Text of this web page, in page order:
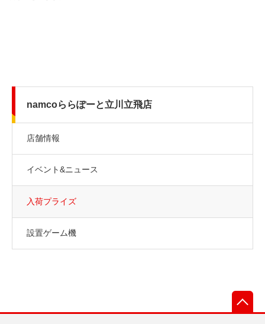
namcoららぽーと立川立飛店
店舗情報
イベント&ニュース
入荷プライズ
設置ゲーム機